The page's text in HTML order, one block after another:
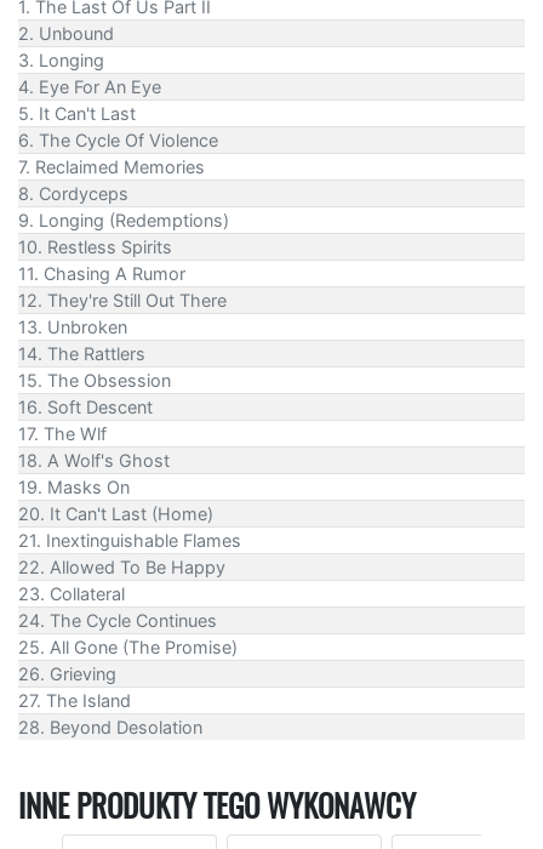
1. The Last Of Us Part II
2. Unbound
3. Longing
4. Eye For An Eye
5. It Can't Last
6. The Cycle Of Violence
7. Reclaimed Memories
8. Cordyceps
9. Longing (Redemptions)
10. Restless Spirits
11. Chasing A Rumor
12. They're Still Out There
13. Unbroken
14. The Rattlers
15. The Obsession
16. Soft Descent
17. The Wlf
18. A Wolf's Ghost
19. Masks On
20. It Can't Last (Home)
21. Inextinguishable Flames
22. Allowed To Be Happy
23. Collateral
24. The Cycle Continues
25. All Gone (The Promise)
26. Grieving
27. The Island
28. Beyond Desolation
INNE PRODUKTY TEGO WYKONAWCY